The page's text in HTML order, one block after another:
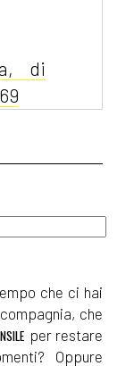
di
di
69 che ci hai
che
per restare
Oppure